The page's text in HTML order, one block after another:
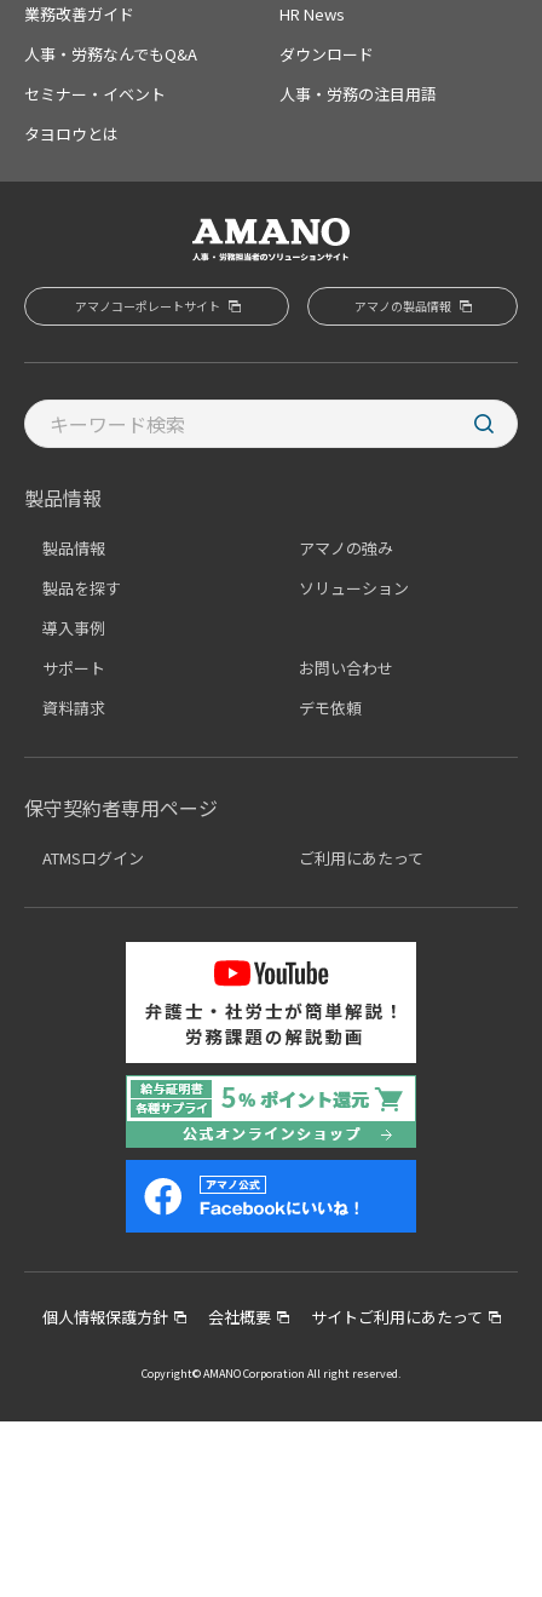
業務改善ガイド
HR News
人事・労務なんでもQ&A
ダウンロード
セミナー・イベント
人事・労務の注目用語
タヨロウとは
アマノコーポレートサイト アマノの製品情報
製品情報
製品情報
アマノの強み
製品を探す
ソリューション
導入事例
サポート
お問い合わせ
資料請求
デモ依頼
保守契約者専用ページ
ATMSログイン ご利用にあたって
個人情報保護方針 会社概要 サイトご利用にあたって
Copyright© AMANO Corporation All right reserved.